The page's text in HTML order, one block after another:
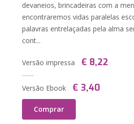
devaneios, brincadeiras com a
encontraremos vidas paralelas
palavras entrelaçadas pela alma
cont...
Versão impressa € 8,22
Versão Ebook € 3,40
Comprar